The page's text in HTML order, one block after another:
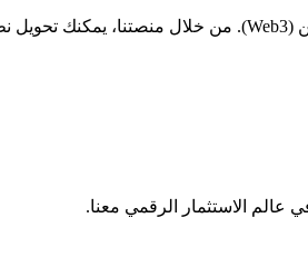
عالم الاستثمار الرقمي معنا.